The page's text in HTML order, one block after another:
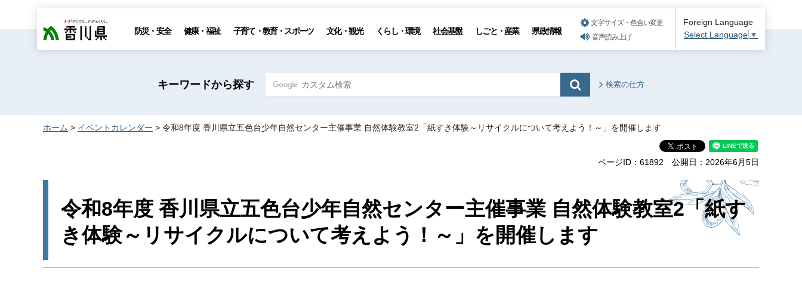
香川県 防災・安全 健康・福祉 子育て・教育・スポーツ 文化・観光 くらし・環境 社会基盤 しごと・産業 県政情報
文字サイズ・色合い変更
音声読み上げ
Foreign Language
Select Language ▼
キーワードから探す 検索の仕方
ホーム > イベントカレンダー > 令和8年度 香川県立五色台少年自然センター主催事業 自然体験教室2「紙すき体験～リサイクルについて考えよう！～」を開催します
ページID：61892 公開日：2026年6月5日
令和8年度 香川県立五色台少年自然センター主催事業 自然体験教室2「紙す
き体験～リサイクルについて考えよう！～」を開催します